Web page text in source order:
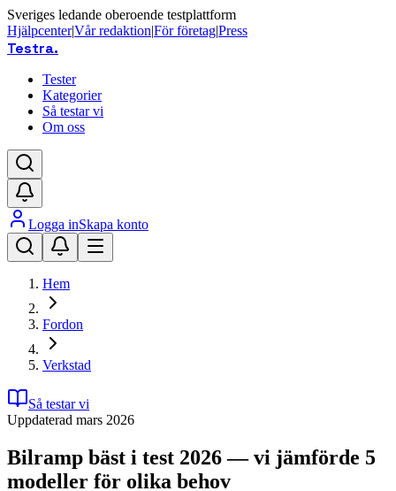
Sveriges ledande oberoende testplattform
Hjälpcenter|Vår redaktion|För företag|Press
Testra.
Tester
Kategorier
Så testar vi
Om oss
Logga inSkapa konto
Hem
Fordon
Verkstad
Så testar vi
Uppdaterad mars 2026
Bilramp bäst i test 2026 — vi jämförde 5
modeller för olika behov